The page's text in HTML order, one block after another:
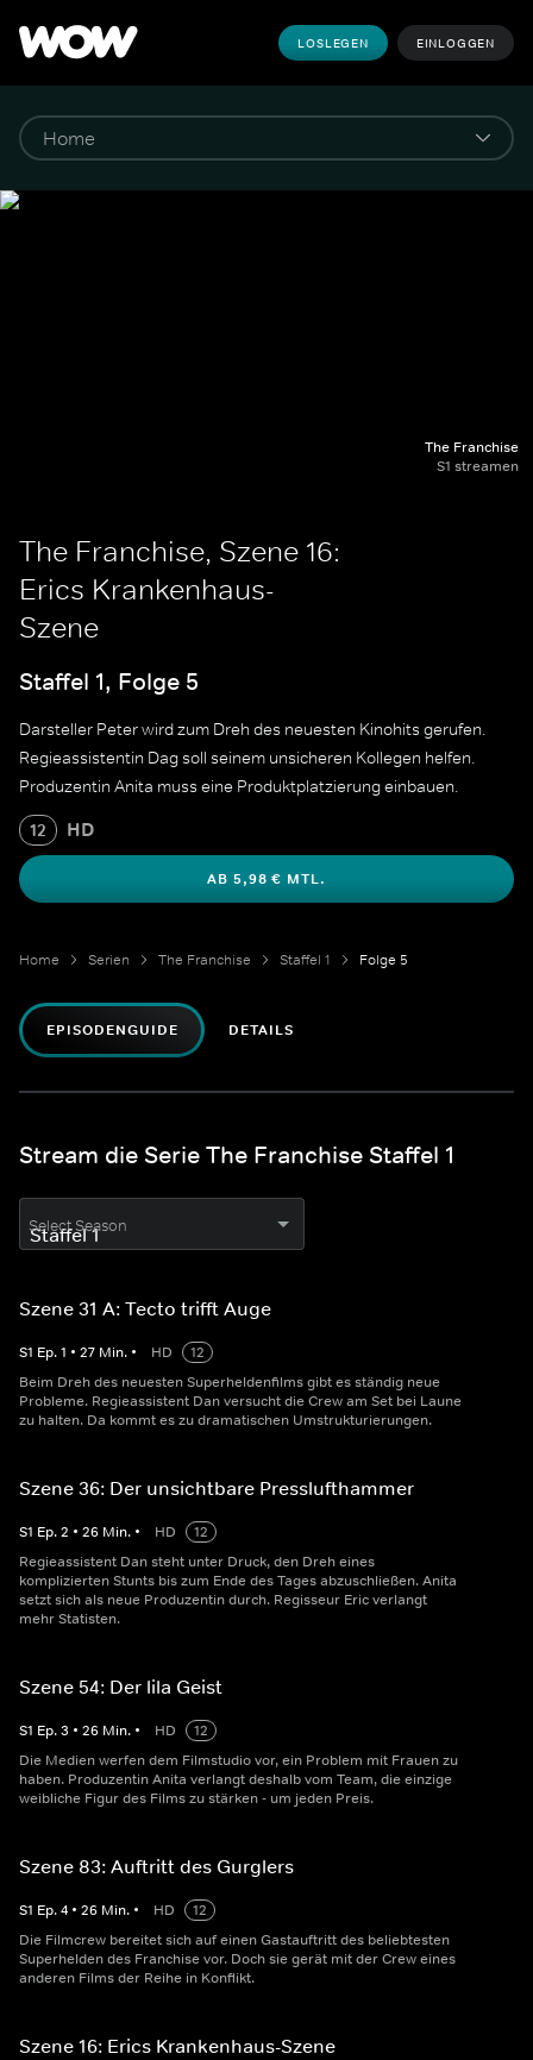
LOSLEGEN EINLOGGEN
The Franchise
S1 streamen
The Franchise, Szene 16:
Erics Krankenhaus-
Szene
Staffel 1, Folge 5
Darsteller Peter wird zum Dreh des neuesten Kinohits gerufen.
Regieassistentin Dag soll seinem unsicheren Kollegen helfen.
Produzentin Anita muss eine Produktplatzierung einbauen.
12 HD
AB 5,98 € MTL.
Home Serien The Franchise Staffel 1 Folge 5
EPISODENGUIDE DETAILS
Stream die Serie The Franchise Staffel 1
Select Season
Szene 31 A: Tecto trifft Auge
S1 Ep.1 • 27 Min. • HD
12
Beim Dreh des neuesten Superheldenfilms gibt es ständig neue
Probleme. Regieassistent Dan versucht die Crew am Set bei Laune
zu halten. Da kommt es zu dramatischen Umstrukturierungen.
Szene 36: Der unsichtbare Presslufthammer
S1 Ep.2 • 26 Min. • HD
12
Regieassistent Dan steht unter Druck, den Dreh eines
komplizierten Stunts bis zum Ende des Tages abzuschließen. Anita
setzt sich als neue Produzentin durch. Regisseur Eric verlangt
mehr Statisten.
Szene 54: Der lila Geist
S1 Ep.3 • 26 Min. • HD
12
Die Medien werfen dem Filmstudio vor, ein Problem mit Frauen zu
haben. Produzentin Anita verlangt deshalb vom Team, die einzige
weibliche Figur des Films zu stärken - um jeden Preis.
Szene 83: Auftritt des Gurglers
S1 Ep.4 • 26 Min. • HD
12
Die Filmcrew bereitet sich auf einen Gastauftritt des beliebtesten
Superhelden des Franchise vor. Doch sie gerät mit der Crew eines
anderen Films der Reihe in Konflikt.
Szene 16: Erics Krankenhaus-Szene